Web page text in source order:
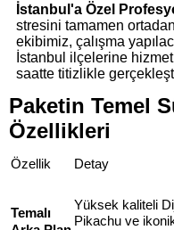
İstanbul'a Özel
stresini tamamen
ekibimiz, çalışma
İstanbul ilçelerine
saatte titizlikle
Paketin Temel
Özellikleri
Özellik Detay
Temalı
Yüksek kaliteli
Pikachu ve